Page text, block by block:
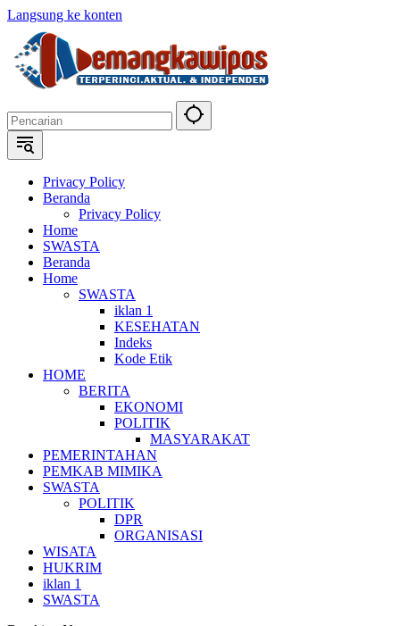
Langsung ke konten
Privacy Policy
Beranda
Privacy Policy
Home
SWASTA
Beranda
Home
SWASTA
iklan 1
KESEHATAN
Indeks
Kode Etik
HOME
BERITA
EKONOMI
POLITIK
MASYARAKAT
PEMERINTAHAN
PEMKAB MIMIKA
SWASTA
POLITIK
DPR
ORGANISASI
WISATA
HUKRIM
iklan 1
SWASTA